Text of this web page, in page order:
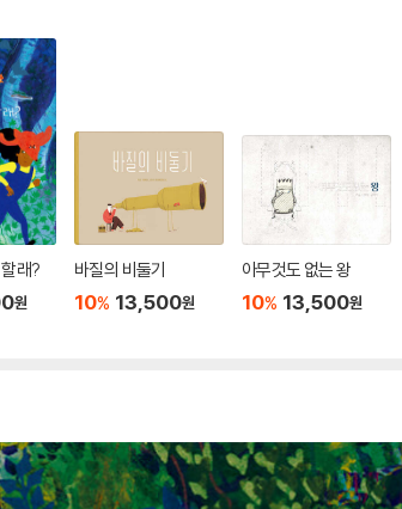
래?
원
바질의 비둘기
10% 13,500원
아무것도 없는 왕
10% 13,500원